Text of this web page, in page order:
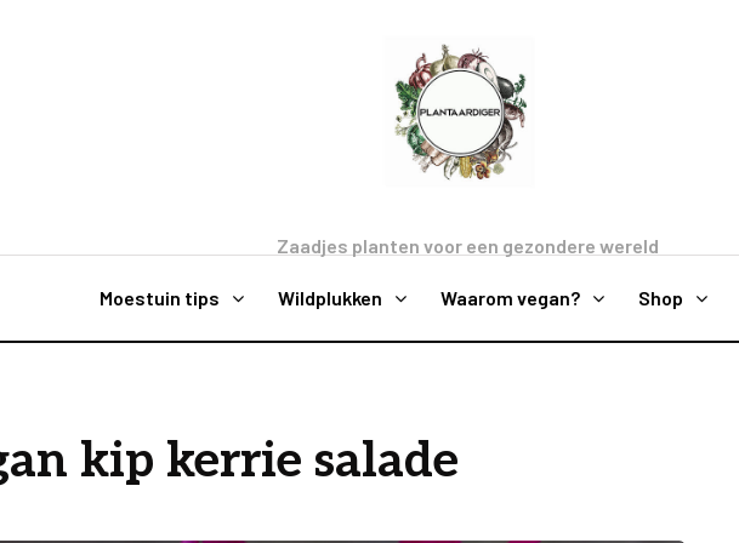
Zaadjes planten voor een gezondere wereld
Moestuin tips Wildplukken Waarom vegan? Shop
kip kerrie salade